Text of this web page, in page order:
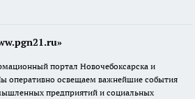
портал Новочебоксарска и
оперативно освещаем важнейшие события
предприятий и социальных